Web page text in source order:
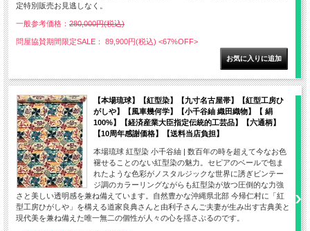
定特別販売お見逃しなく。
一般参考価格： 280,000円(税込)
問屋協賛期間限定SALE： 89,900円(税込) <67%OFF>
【本場琉球】【紅型染】【九寸名古屋帯】【紅型工房ひ
がしや】【風車幾何学】【小千谷紬 織田織物】【 絹
100%】【経済産業大臣指定伝統的工芸品】【六通柄】
【10周年感謝価格】【送料当店負担】
本場琉球 紅型染 小千谷紬 | 数百年の時を超えて今なお色
褪せることのない紅型染の魅力。セピアのベールで包ま
れたような色彩がノスタルジックな世界に誘ぎビンテー
ジ調のカラーリングながらも紅型染が放つ圧倒的な力強
さと美しい透明感を兼ね備えています。自然豊かな沖縄県北部 今帰仁村に「紅
型工房ひがしや」を構える道家良典さんと由利子さんご夫妻が生み出す古典美と
現代美を兼ね備えた唯一無二の個性が人々の心を揺さぶるのです。